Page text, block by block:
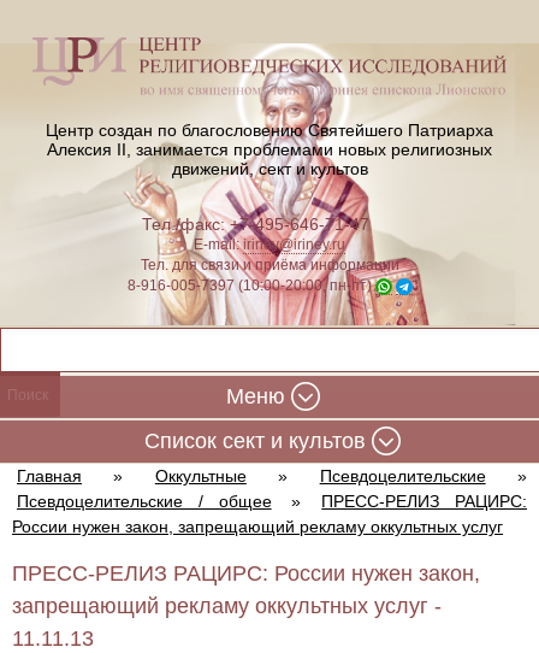
Центр создан по благословению Святейшего Патриарха
Алексия II, занимается проблемами новых религиозных
движений, сект и культов
Тел./факс: +7-495-646-71-47
E-mail:iriney@iriney.ru
Тел. для связи и приёма информации
8-916-005-7397 (10:00-20:00, пн-пт)
Меню
Cписок сект и культов
Главная » Оккультные » Псевдоцелительские
»
Псевдоцелительские / общее
»
ПРЕСС-РЕЛИЗ РАЦИРС:
России нужен закон, запрещающий рекламу оккультных услуг
ПРЕСС-РЕЛИЗ РАЦИРС: России нужен закон,
запрещающий рекламу оккультных услуг -
11.11.13